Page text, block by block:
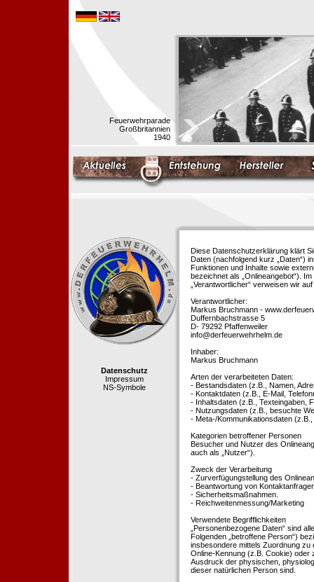
Feuerwehrparade
Großbritannien
1940
Datenschutz
Impressum
NS-Symbole
Diese Datenschutzerklärung klärt
Daten (nachfolgend kurz „Daten“)
Funktionen und Inhalte sowie
bezeichnet als „Onlineangebot“).
„Verantwortlicher“ verweisen wir
Verantwortlicher:
Markus Bruchmann -
Duffernbachstrasse 5
D- 79292 Pfaffenweiler
info@derfeuerwehrhelm.de
Inhaber:
Markus Bruchmann
Arten der verarbeiteten Daten:
- Bestandsdaten (z.B., Namen,
- Kontaktdaten (z.B., E-Mail,
- Inhaltsdaten (z.B., Texteingaben,
- Nutzungsdaten (z.B., besuchte
- Meta-/Kommunikationsdaten
Kategorien betroffener Personen
Besucher und Nutzer des
auch als „Nutzer“).
Zweck der Verarbeitung
- Zurverfügungstellung des
- Beantwortung von
- Sicherheitsmaßnahmen.
- Reichweitenmessung/Marketing
Verwendete Begrifflichkeiten
„Personenbezogene Daten“ sind
Folgenden „betroffene Person“)
insbesondere mittels Zuordnung zu
Online-Kennung (z.B. Cookie) oder
Ausdruck der physischen,
dieser natürlichen Person sind.